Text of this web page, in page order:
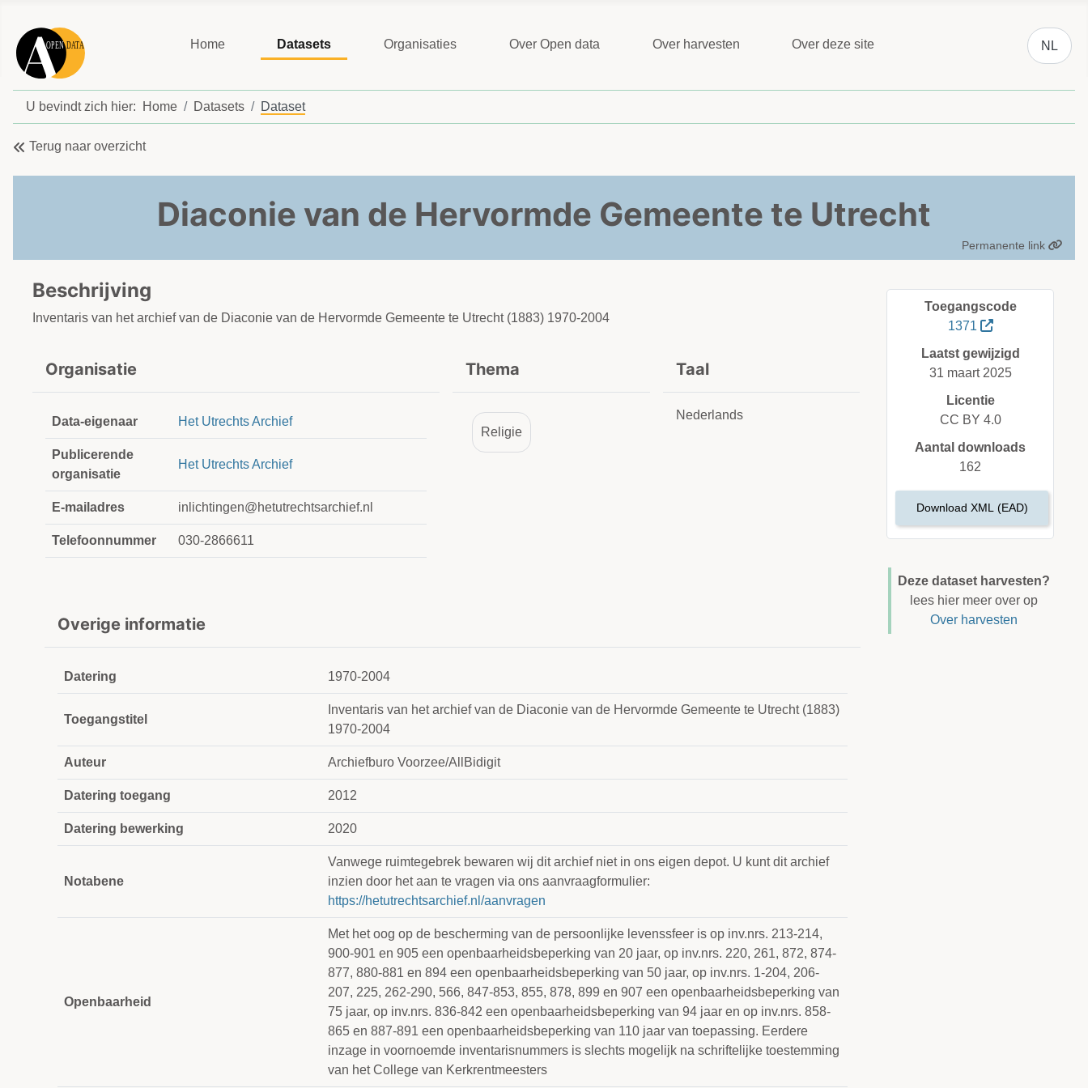
Home Datasets Organisaties Over Open data Over harvesten Over deze site
Selecteer
NL
U bevindt zich hier: Home Datasets Dataset
Terug naar overzicht
Diaconie van de Hervormde Gemeente te Utrecht
Permanente link
Beschrijving
Inventaris van het archief van de Diaconie van de Hervormde Gemeente te Utrecht (1883) 1970-2004
Organisatie
Data-eigenaar Het Utrechts Archief
Publicerende
organisatie
Het Utrechts Archief
E-mailadres inlichtingen@hetutrechtsarchief.nl
Telefoonnummer 030-2866611
Thema
Religie
Taal
Nederlands
Overige informatie
Datering 1970-2004
Toegangstitel
Inventaris van het archief van de Diaconie van de Hervormde Gemeente te Utrecht (1883)
1970-2004
Auteur Archiefburo Voorzee/AllBidigit
Datering toegang 2012
Datering bewerking 2020
Notabene
Vanwege ruimtegebrek bewaren wij dit archief niet in ons eigen depot. U kunt dit archief
inzien door het aan te vragen via ons aanvraagformulier:
https://hetutrechtsarchief.nl/aanvragen
Openbaarheid
Met het oog op de bescherming van de persoonlijke levenssfeer is op inv.nrs. 213-214,
900-901 en 905 een openbaarheidsbeperking van 20 jaar, op inv.nrs. 220, 261, 872, 874-
877, 880-881 en 894 een openbaarheidsbeperking van 50 jaar, op inv.nrs. 1-204, 206-
207, 225, 262-290, 566, 847-853, 855, 878, 899 en 907 een openbaarheidsbeperking van
75 jaar, op inv.nrs. 836-842 een openbaarheidsbeperking van 94 jaar en op inv.nrs. 858-
865 en 887-891 een openbaarheidsbeperking van 110 jaar van toepassing. Eerdere
inzage in voornoemde inventarisnummers is slechts mogelijk na schriftelijke toestemming
van het College van Kerkrentmeesters
Toegangscode
1371
Laatst gewijzigd
31 maart 2025
Licentie
CC BY 4.0
Aantal downloads
162
Download XML (EAD)
Deze dataset harvesten?
lees hier meer over op
Over harvesten